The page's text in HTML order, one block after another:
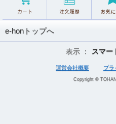
e-honトップへ
表示 ： スマー
運営会社概要 プラ
Copyright ©